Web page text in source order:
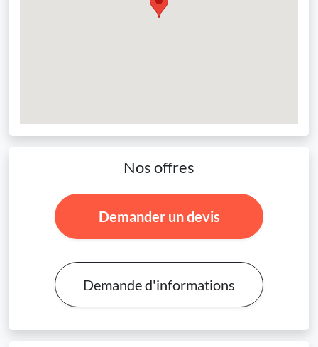
Nos offres
Demander un devis
Demande d'informations